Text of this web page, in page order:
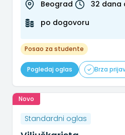
te...
Beograd
32 dana
po dogovoru
Posao za studente
Pogledaj oglas Brza
Novo
Standardni oglas